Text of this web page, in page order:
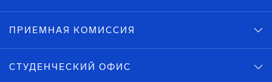
ПРИЕМНАЯ КОМИССИЯ
СТУДЕНЧЕСКИЙ ОФИС